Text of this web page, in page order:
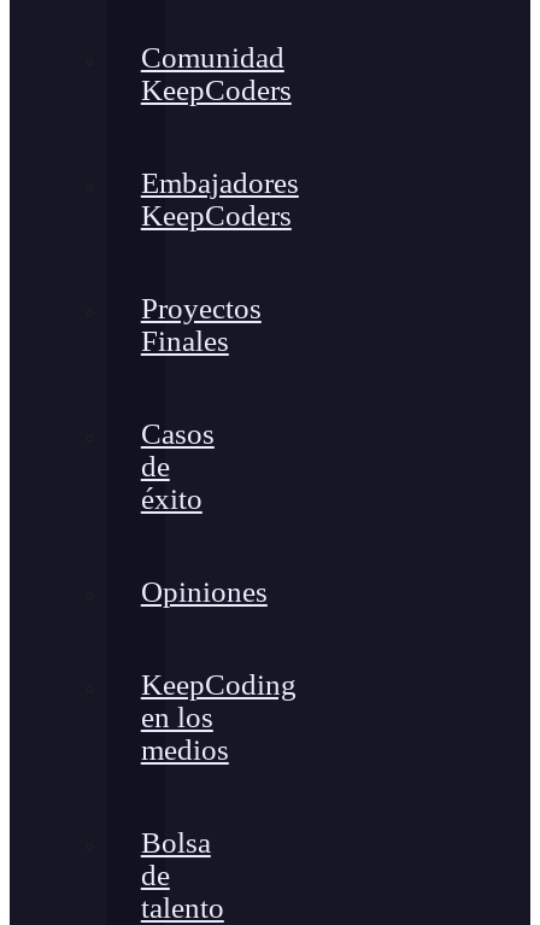
Comunidad
KeepCoders
Embajadores
KeepCoders
Proyectos
Finales
Casos
de
éxito
Opiniones
KeepCoding
en los
medios
Bolsa
de
talento